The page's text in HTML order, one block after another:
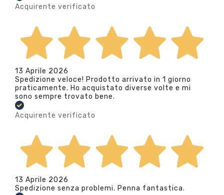
Acquirente verificato
13 Aprile 2026
Spedizione veloce! Prodotto arrivato in 1 giorno
praticamente. Ho acquistato diverse volte e mi
sono sempre trovato bene.
Acquirente verificato
13 Aprile 2026
Spedizione senza problemi. Penna fantastica.